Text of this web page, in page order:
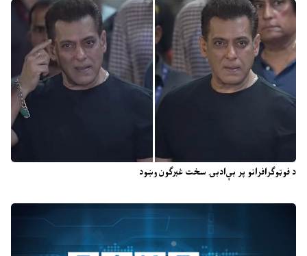
د فوټوګرافرانو پر بې‌ادبۍ سخت غبرګون وښود